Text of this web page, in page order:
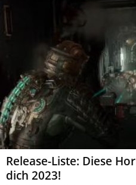
Release-Liste: Diese
dich 2023!